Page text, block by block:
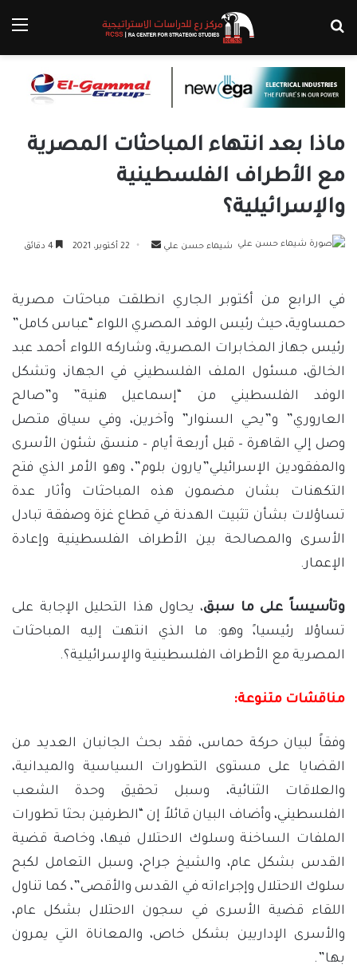
ماذا بعد انتهاء المباحثات المصرية
مع الأطراف الفلسطينية
والإسرائيلية؟
شيماء حسن علي
أرسل 22 أكتوبر، 2021
في الرابع من أكتوبر الجاري انطلقت مباحثات مصرية
حمساوية، حيث رئيس الوفد المصري اللواء “عباس كامل”
رئيس جهاز المخابرات المصرية، وشاركه اللواء أحمد عبد
الخالق، مسئول الملف الفلسطيني في الجهاز، وتشكل
الوفد الفلسطيني من “إسماعيل هنية” و”صالح
العاروري” و”يحي السنوار” وآخرين، وفي سياق متصل
وصل إلي القاهرة – قبل أربعة أيام – منسق شئون الأسرى
والمفقودين الإسرائيلي”يارون بلوم”، وهو الأمر الذي فتح
التكهنات بشان مضمون هذه المباحثات وأثار عدة
تساؤلات بشأن تثبيت الهدنة في قطاع غزة وصفقة تبادل
الأسرى والمصالحة بين الأطراف الفلسطينية وإعادة
الإعمار.
وتأسيساً على ما سبق، يحاول هذا التحليل الإجابة على
تساؤلا رئيسيا،ً وهو: ما الذي انتهت إليه المباحثات
المصرية مع الأطراف الفلسطينية والإسرائيلية؟.
مناقشات متنوعة:
وفقاً لبيان حركة حماس، فقد بحث الجانبان العديد من
القضايا على مستوى التطورات السياسية والميدانية،
والعلاقات الثنائية، وسبل تحقيق وحدة الشعب
الفلسطيني، وأضاف البيان قائلاً إن “الطرفين بحثا تطورات
الملفات الساخنة وسلوك الاحتلال فيها، وخاصة قضية
القدس بشكل عام، والشيخ جراح، وسبل التعامل لكبح
سلوك الاحتلال وإجراءاته في القدس والأقصى”، كما تناول
اللقاء قضية الأسرى في سجون الاحتلال بشكل عام،
والأسرى الإداريين بشكل خاص، والمعاناة التي يمرون
بها”.